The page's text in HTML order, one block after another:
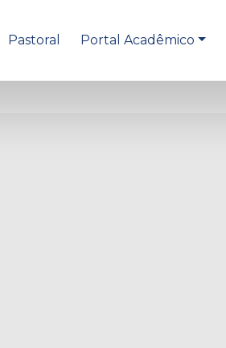
Pastoral Portal Acadêmico